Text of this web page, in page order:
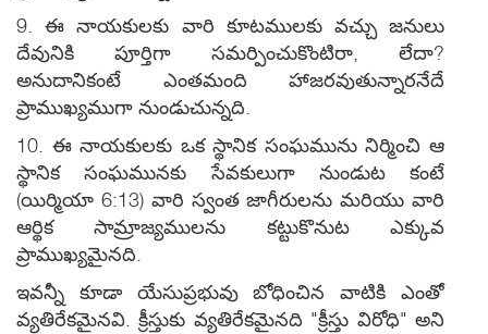
9. ఈ నాయకులకు వారి కూటములకు వచ్చు జనులు
దేవునికి పూర్తిగా సమర్పించుకొంటిరా, లేదా?
అనుదానికంటే ఎంతమంది హాజరవుతున్నారనేదే
ప్రాముఖ్యముగా నుండుచున్నది.
10. ఈ నాయకులకు ఒక స్థానిక సంఘమును నిర్మించి ఆ
స్థానిక సంఘమునకు సేవకులుగా నుండుట కంటే
(యిర్మియా 6:13) వారి స్వంత జాగీరులను మరియు వారి
ఆర్థిక సామ్రాజ్యములను కట్టుకొనుట ఎక్కువ
ప్రాముఖ్యమైనది.
ఇవన్నీ కూడా యేసుప్రభువు బోధించిన వాటికి ఎంతో
వ్యతిరేకమైనవి. క్రీస్తుకు వ్యతిరేకమైనది "క్రీస్తు విరోధి" అని